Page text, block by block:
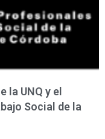
la UNQ y el
Social de la